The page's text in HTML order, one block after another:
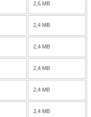
2,6 MB
2,4 MB
2,4 MB
2,4 MB
2,4 MB
2,4 MB